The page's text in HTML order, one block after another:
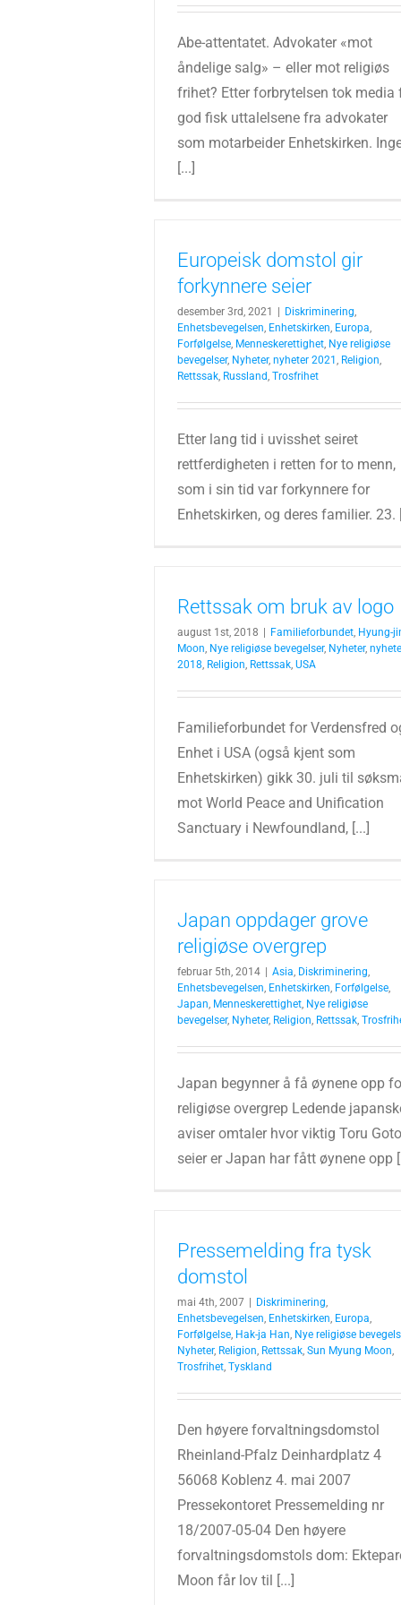
Abe-attentatet. Advokater «mot
åndelige salg» – eller mot religiøs
frihet? Etter forbrytelsen tok media
god fisk uttalelsene fra advokater
som motarbeider Enhetskirken.
[...]
Europeisk domstol gir
forkynnere seier
desember 3rd, 2021 Diskriminering,
Enhetsbevegelsen, Enhetskirken, Europa,
Forfølgelse, Menneskerettighet, Nye religiøse
bevegelser, Nyheter, nyheter 2021 , Religion,
Rettssak, Russland, Trosfrihet
Etter lang tid i uvisshet seiret
rettferdigheten i retten for to menn,
som i sin tid var forkynnere for
Enhetskirken, og deres familier. 23.
Rettssak om bruk av logo
august 1st, 2018 Familieforbundet, Hyung-
Moon, Nye religiøse bevegelser, Nyheter,
2018, Religion, Rettssak, USA
Familieforbundet for Verdensfred
Enhet i USA (også kjent som
Enhetskirken) gikk 30. juli til
mot World Peace and Unification
Sanctuary i Newfoundland, [...]
Japan oppdager grove
religiøse overgrep
februar 5th, 2014 Asia, Diskriminering,
Enhetsbevegelsen, Enhetskirken, Forfølgelse,
Japan, Menneskerettighet, Nye religiøse
bevegelser, Nyheter, Religion, Rettssak,
Japan begynner å få øynene opp
religiøse overgrep Ledende
aviser omtaler hvor viktig Toru
seier er Japan har fått øynene opp
Pressemelding fra tysk
domstol
mai 4th, 2007 Diskriminering,
Enhetsbevegelsen, Enhetskirken, Europa,
Forfølgelse, Hak-ja Han, Nye religiøse
Nyheter, Religion, Rettssak, Sun Myung Moon,
Trosfrihet, Tyskland
Den høyere forvaltningsdomstol
Rheinland-Pfalz Deinhardplatz 4
56068 Koblenz 4. mai 2007
Pressekontoret Pressemelding nr
18/2007-05-04 Den høyere
forvaltningsdomstols dom:
Moon får lov til [...]